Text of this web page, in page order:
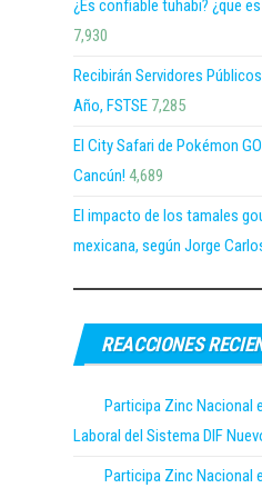
¿Es confiable tuhabi? ¿que
7,930
Recibirán Servidores
Año, FSTSE 7,285
El City Safari de Pokémon
Cancún! 4,689
El impacto de los tamales
mexicana, según Jorge
REACCIONES
Participa Zinc Nacional
Laboral del Sistema DIF
Participa Zinc Nacional